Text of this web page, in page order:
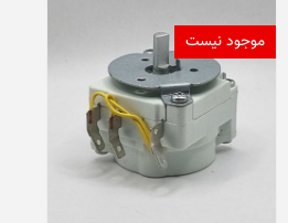
موجود نیست